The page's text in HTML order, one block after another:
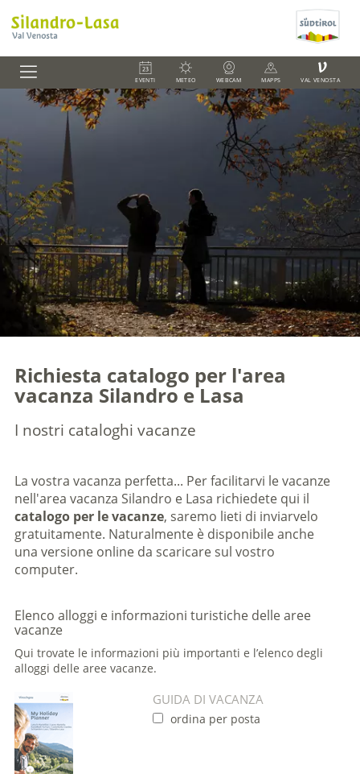
EVENTI METEO WEBCAM MAPPS
V
VAL VENOSTA
Richiesta catalogo per l'area
vacanza Silandro e Lasa
I nostri cataloghi vacanze
La vostra vacanza perfetta... Per facilitarvi le vacanze
nell'area vacanza Silandro e Lasa richiedete qui il
catalogo per le vacanze, saremo lieti di inviarvelo
gratuitamente. Naturalmente è disponibile anche
una versione online da scaricare sul vostro
computer.
Elenco alloggi e informazioni turistiche delle aree
vacanze
Qui trovate le informazioni più importanti e l’elenco degli
alloggi delle aree vacanze.
GUIDA DI VACANZA
ordina per posta